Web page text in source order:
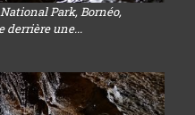
Park, Bornéo,
derrière une...